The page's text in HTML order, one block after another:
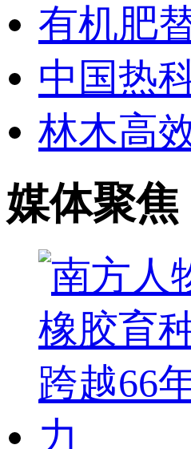
有机肥
中国热
林木高
媒体聚焦